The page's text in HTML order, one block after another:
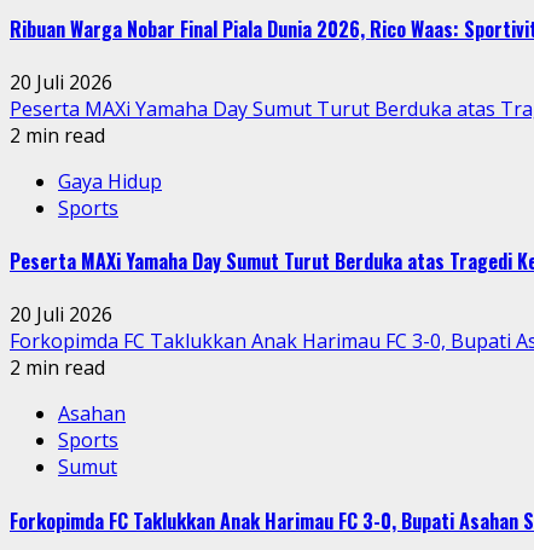
Ribuan Warga Nobar Final Piala Dunia 2026, Rico Waas:
20 Juli 2026
Peserta MAXi Yamaha Day Sumut Turut Berduka atas
2 min read
Gaya Hidup
Sports
Peserta MAXi Yamaha Day Sumut Turut Berduka atas Tragedi
20 Juli 2026
Forkopimda FC Taklukkan Anak Harimau FC 3-0, Bupati
2 min read
Asahan
Sports
Sumut
Forkopimda FC Taklukkan Anak Harimau FC 3-0, Bupati